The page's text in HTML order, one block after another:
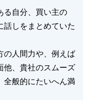
る自分、買い主の
話しをまとめていた
の人間力や、例えば
他、貴社のスムーズ
全般的にたいへん満